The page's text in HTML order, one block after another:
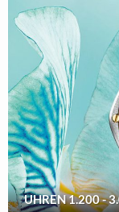
UHREN 1.200 -